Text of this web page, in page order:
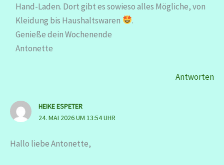
Hand-Laden. Dort gibt es sowieso alles Mögliche, von
Kleidung bis Haushaltswaren
.
Genieße dein Wochenende
Antonette
Antworten
HEIKE ESPETER
24. MAI 2026 UM 13:54 UHR
Hallo liebe Antonette,